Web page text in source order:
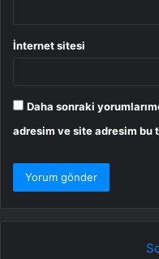
İnternet sitesi
Daha sonraki
adresim ve site adresim bu